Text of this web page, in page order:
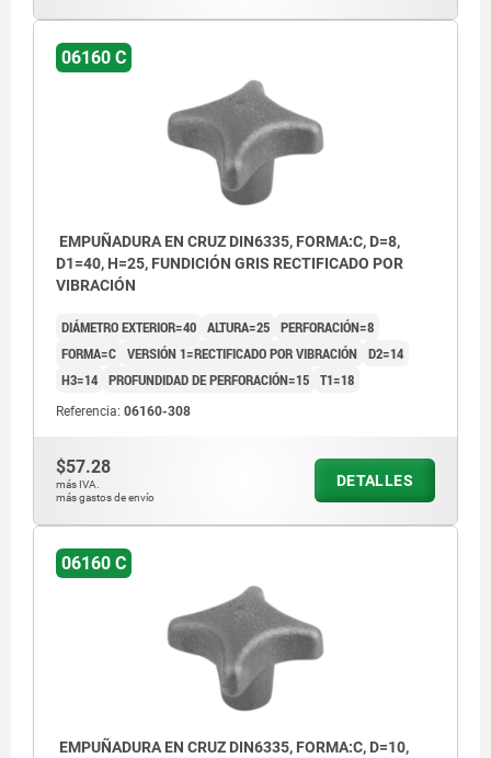
06160 C
EMPUÑADURA EN CRUZ DIN6335, FORMA:C, D=8,
D1=40, H=25, FUNDICIÓN GRIS RECTIFICADO POR
VIBRACIÓN
DIÁMETRO EXTERIOR=40 ALTURA=25 PERFORACIÓN=8
FORMA=C VERSIÓN 1=RECTIFICADO POR VIBRACIÓN D2=14
H3=14 PROFUNDIDAD DE PERFORACIÓN=15 T1=18
Referencia: 06160-308
$57.28
más IVA.
más gastos de envío
DETALLES
06160 C
EMPUÑADURA EN CRUZ DIN6335, FORMA:C, D=10,